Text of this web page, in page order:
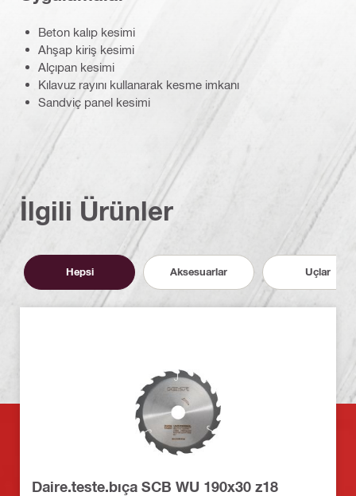
Beton kalıp kesimi
Ahşap kiriş kesimi
Alçıpan kesimi
Kılavuz rayını kullanarak kesme imkanı
Sandviç panel kesimi
İlgili Ürünler
Hepsi Aksesuarlar Uçlar
Daire.teste.bıça SCB WU 190x30 z18